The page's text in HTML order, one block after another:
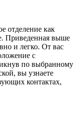
отделение как
Приведенная выше
и легко. От вас
с
по выбранному
вы узнаете
контактах,